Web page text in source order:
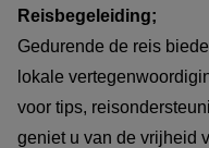
Reisbegeleiding;
Gedurende de reis
lokale
voor tips,
geniet u van de vrijheid